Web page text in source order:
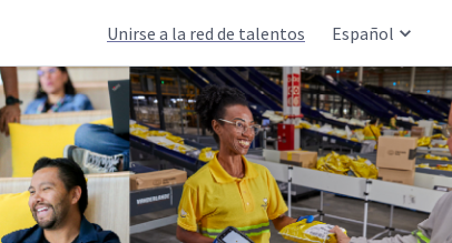
Unirse a la red de talentos Español